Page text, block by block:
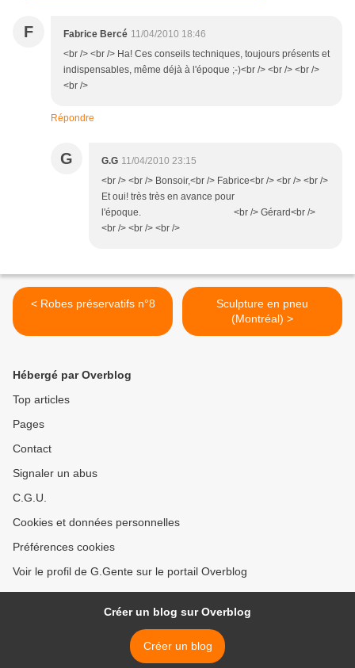
F Fabrice Bercé 11/04/2010 18:46
<br /> <br /> Ha! Ces conseils techniques, toujours présents et
indispensables, même déjà à l'époque ;-)<br /> <br /> <br />
<br />
Répondre
G G.G 11/04/2010 23:15
<br /> <br /> Bonsoir,<br /> Fabrice<br /> <br /> <br />
Et oui! très très en avance pour
l'époque. <br /> Gérard<br />
<br /> <br /> <br />
< Robes préservatifs n°8
Sculpture en pneu
(Montréal) >
Hébergé par Overblog
Top articles
Pages
Contact
Signaler un abus
C.G.U.
Cookies et données personnelles
Préférences cookies
Voir le profil de G.Gente sur le portail Overblog
Créer un blog sur Overblog
Créer un blog